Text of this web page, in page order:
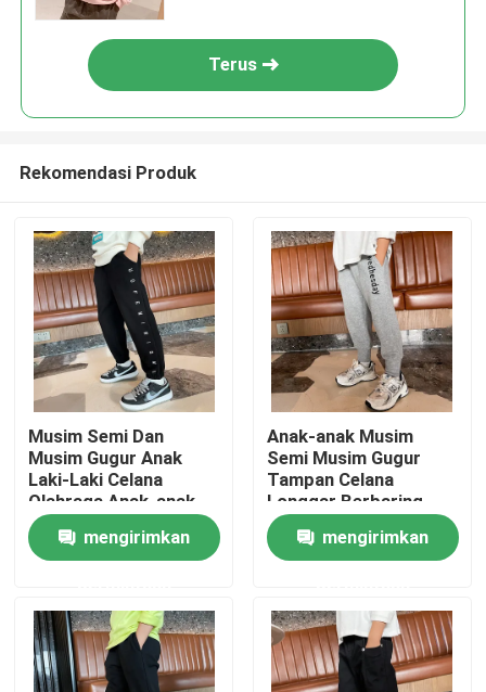
Rumah
Tentang kita
Kontak
Baju Fashion Anak
Terus
Rekomendasi Produk
Musim Semi Dan
Musim Gugur Anak
Laki-Laki Celana
Olahraga Anak-anak
Tampan Celana
Panjang Longgar
Bordir
mengirimkan
Anak-anak Musim
Semi Musim Gugur
Tampan Celana
Longgar Berbaring
Gaya Bera
mengirimkan